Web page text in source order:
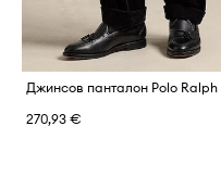
270,93 €